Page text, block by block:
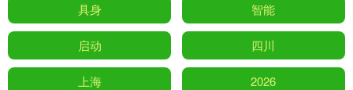
具身 智能
启动 四川
上海 2026